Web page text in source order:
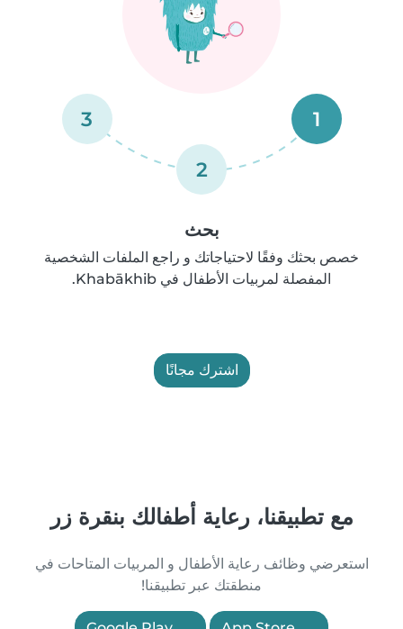
1
2
3
بحث
خصص بحثك وفقًا لاحتياجاتك و راجع الملفات الشخصية
المفصلة لمربيات الأطفال في Khabākhib.
اشترك مجانًا
مع تطبيقنا، رعاية أطفالك بنقرة زر
استعرضي وظائف رعاية الأطفال و المربيات المتاحات في
منطقتك عبر تطبيقنا!